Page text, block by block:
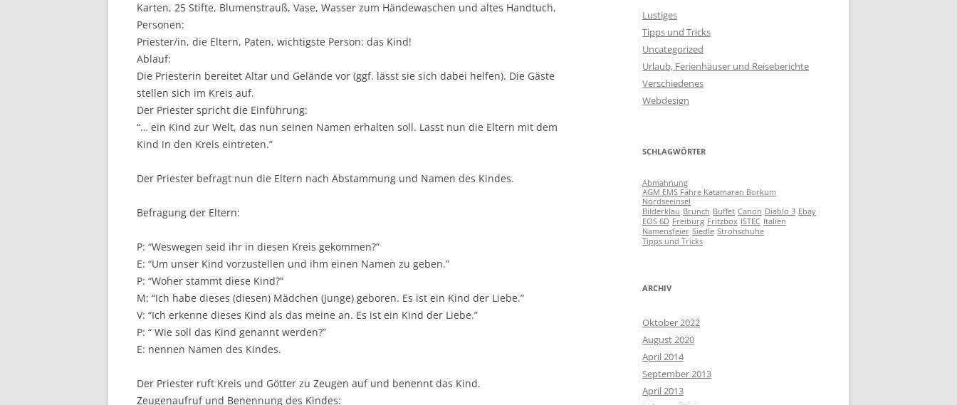
Karten, 25 Stifte, Blumenstrauß, Vase, Wasser zum Händewaschen und altes Handtuch,
Personen:
Priester/in, die Eltern, Paten, wichtigste Person: das Kind!
Ablauf:
Die Priesterin bereitet Altar und Gelände vor (ggf. lässt sie sich dabei helfen). Die Gäste
stellen sich im Kreis auf.
Der Priester spricht die Einführung:
“… ein Kind zur Welt, das nun seinen Namen erhalten soll. Lasst nun die Eltern mit dem
Kind in den Kreis eintreten.”
Der Priester befragt nun die Eltern nach Abstammung und Namen des Kindes.
Befragung der Eltern:
P: “Weswegen seid ihr in diesen Kreis gekommen?”
E: “Um unser Kind vorzustellen und ihm einen Namen zu geben.”
P: “Woher stammt diese Kind?”
M: “Ich habe dieses (diesen) Mädchen (Junge) geboren. Es ist ein Kind der Liebe.”
V: “Ich erkenne dieses Kind als das meine an. Es ist ein Kind der Liebe.”
P: “ Wie soll das Kind genannt werden?”
E: nennen Namen des Kindes.
Der Priester ruft Kreis und Götter zu Zeugen auf und benennt das Kind.
Zeugenaufruf und Benennung des Kindes:
Lustiges
Tipps und Tricks
Uncategorized
Urlaub, Ferienhäuser und Reiseberichte
Verschiedenes
Webdesign
SCHLAGWÖRTER
Abmahnung
AGM EMS Fähre Katamaran Borkum
Nordseeinsel
Bilderklau Brunch Buffet Canon Diablo 3 Ebay
EOS 6D Freiburg Fritzbox ISTEC Italien
Namensfeier Siedle Strohschuhe
Tipps und Tricks
ARCHIV
Oktober 2022
August 2020
April 2014
September 2013
April 2013